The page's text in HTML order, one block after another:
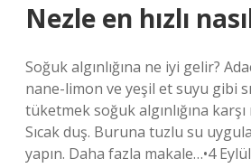
Nezle en hızlı
Soğuk algınlığına ne iyi gelir?
nane-limon ve yeşil et suyu gibi
tüketmek soğuk algınlığına
Sıcak duş. Buruna tuzlu su
yapın. Daha fazla makale…•4